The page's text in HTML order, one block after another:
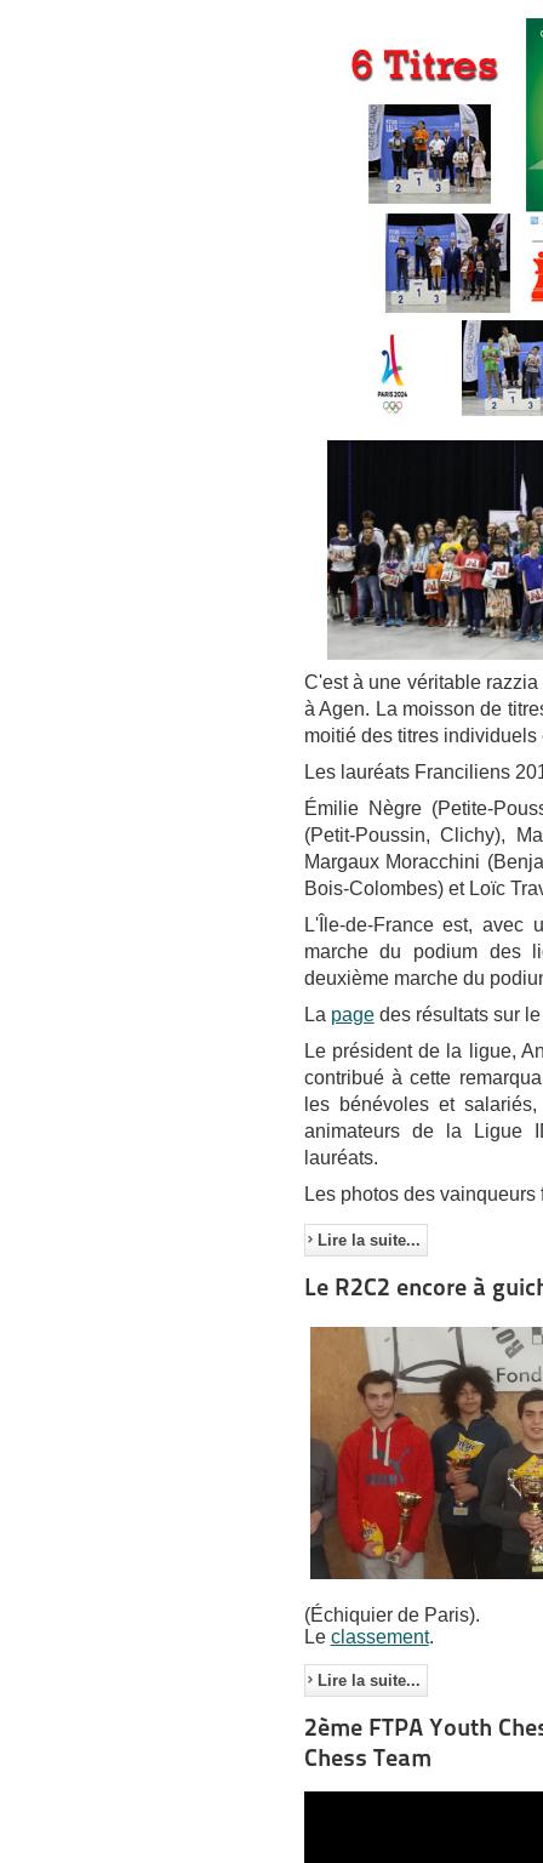
C'est à une véritable
à Agen. La moisson de
moitié des titres individuels
Les lauréats Franciliens
Émilie Nègre (Petite-
(Petit-Poussin, Clichy),
Margaux Moracchini
Bois-Colombes) et Loïc
L'Île-de-France est,
marche du podium des
deuxième marche du
La pagedes résultats sur
Le président de la ligue,
contribué à cette
les bénévoles et
animateurs de la Ligue
lauréats.
Les photos des vainqueurs
Lire la suite...
Le R2C2 encore à
(Échiquier de Paris).
Le classement.
Lire la suite...
2ème FTPA Youth
Chess Team